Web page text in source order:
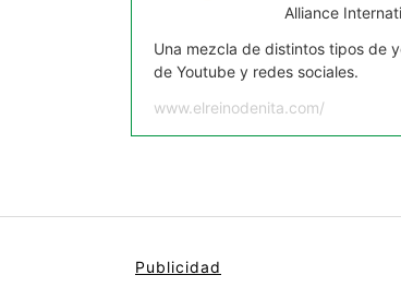
Alliance
Una mezcla de distintos tipos de
de Youtube y redes sociales.
www.elreinodenita.com/
Publicidad